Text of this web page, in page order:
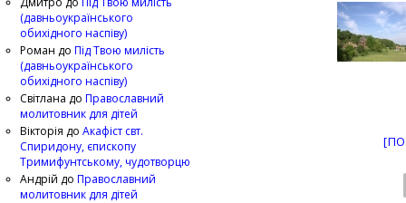
(давньоукраїнського
обихідного наспіву)
Роман до Під Твою милість
(давньоукраїнського
обихідного наспіву)
Світлана до Православний
молитовник для дітей
Вікторія до Акафіст свт.
Спиридону, єпископу
Тримифунтському, чудотворцю
Андрій до Православний
молитовник для дітей